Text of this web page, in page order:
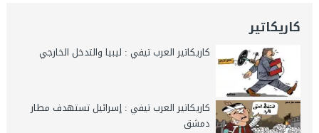
كاريكاتير
كاريكاتير العرب تيفي : ليبيا والتدخل الخارجي
كاريكاتير العرب تيفي : إسرائيل تستهدف مطار
دمشق